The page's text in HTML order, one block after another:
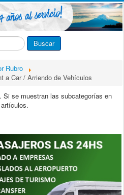
Buscar
Rubro
a Car / Arriendo de Vehículos
se muestran las subcategorías en